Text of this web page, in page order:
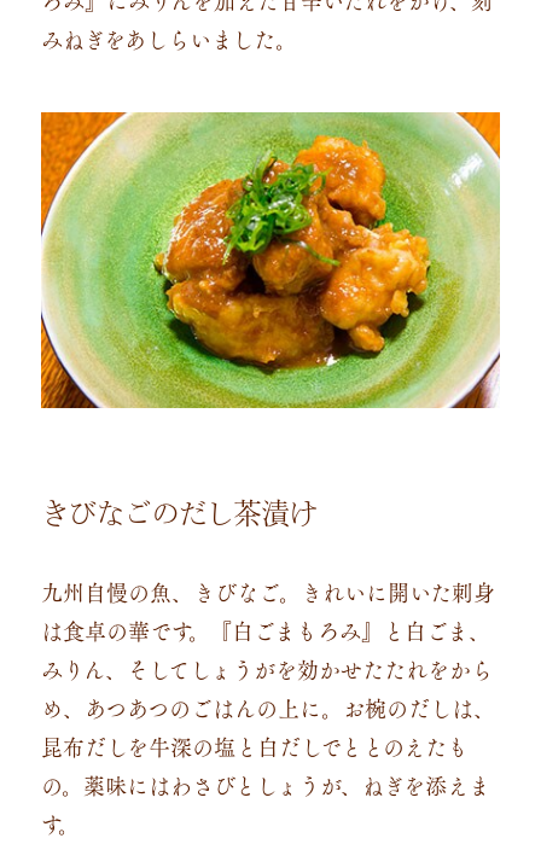
みねぎをあしらいました。
きびなごのだし茶漬け
九州自慢の魚、きびなご。きれいに開いた刺身
は食卓の華です。『白ごまもろみ』と白ごま、
みりん、そしてしょうがを効かせたたれをから
め、あつあつのごはんの上に。お椀のだしは、
昆布だしを牛深の塩と白だしでととのえたも
の。薬味にはわさびとしょうが、ねぎを添えま
す。